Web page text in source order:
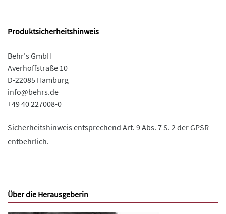
Produktsicherheitshinweis
Behr's GmbH
Averhoffstraße 10
D-22085 Hamburg
info@behrs.de
+49 40 227008-0
Sicherheitshinweis entsprechend Art. 9 Abs. 7 S. 2 der GPSR
entbehrlich.
Über die Herausgeberin